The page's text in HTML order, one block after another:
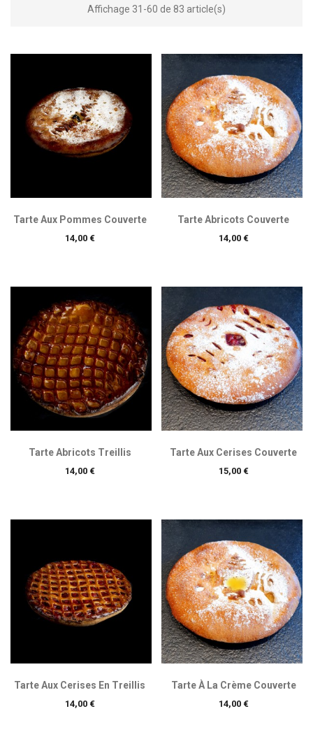
Affichage 31-60 de 83 article(s)
Tarte Aux Pommes Couverte
Prix
14,00 €
Tarte Abricots Couverte
Prix
14,00 €
Tarte Abricots Treillis
Prix
14,00 €
Tarte Aux Cerises Couverte
Prix
15,00 €
Tarte Aux Cerises En Treillis
Prix
14,00 €
Tarte À La Crème Couverte
Prix
14,00 €